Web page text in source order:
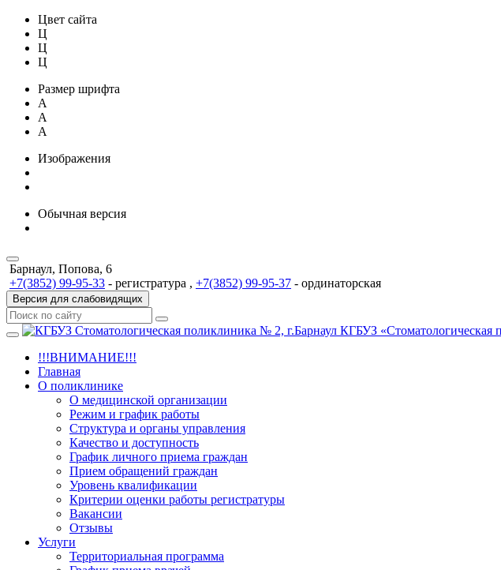
Цвет сайта
Ц
Ц
Ц
Размер шрифта
A
A
A
Изображения
Обычная версия
Барнаул, Попова, 6
+7(3852) 99-95-33 - регистратура , +7(3852) 99-95-37 - ординаторская
Версия для слабовидящих
КГБУЗ «Стоматологическая
!!!ВНИМАНИЕ!!!
Главная
О поликлинике
О медицинской организации
Режим и график работы
Структура и органы управления
Качество и доступность
График личного приема граждан
Прием обращений граждан
Уровень квалификации
Критерии оценки работы регистратуры
Вакансии
Отзывы
Услуги
Территориальная программа